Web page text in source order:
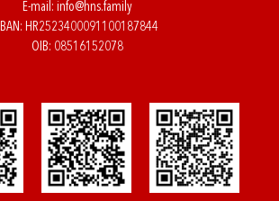
E-mail: info@hns.family
HR2523400091100187844
OIB: 08516152078